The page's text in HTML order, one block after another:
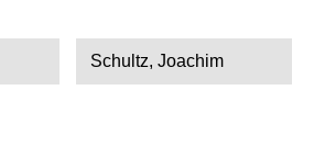
Schultz, Joachim